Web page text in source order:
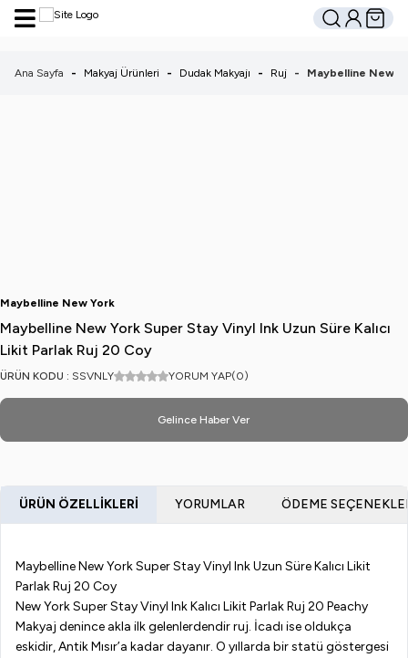
Hesabım
Sepetim
Ana Sayfa - Makyaj Ürünleri - Dudak Makyajı - Ruj - Maybelline New
Maybelline New York
Maybelline New York Super Stay Vinyl Ink Uzun Süre Kalıcı
Likit Parlak Ruj 20 Coy
ÜRÜN KODU : SSVNLY YORUM YAP(0)
Gelince Haber Ver
ÜRÜN ÖZELLIKLERI YORUMLAR ÖDEME
Maybelline New York Super Stay Vinyl Ink Uzun Süre Kalıcı Likit
Parlak Ruj 20 Coy
New York Super Stay Vinyl Ink Kalıcı Likit Parlak Ruj 20 Peachy
Makyaj denince akla ilk gelenlerdendir ruj. İcadı ise oldukça
eskidir, Antik Mısır’a kadar dayanır. O yıllarda bir statü göstergesi